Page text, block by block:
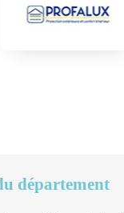
département